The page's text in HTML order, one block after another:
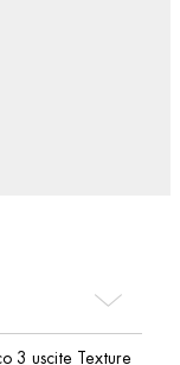
3 uscite Texture